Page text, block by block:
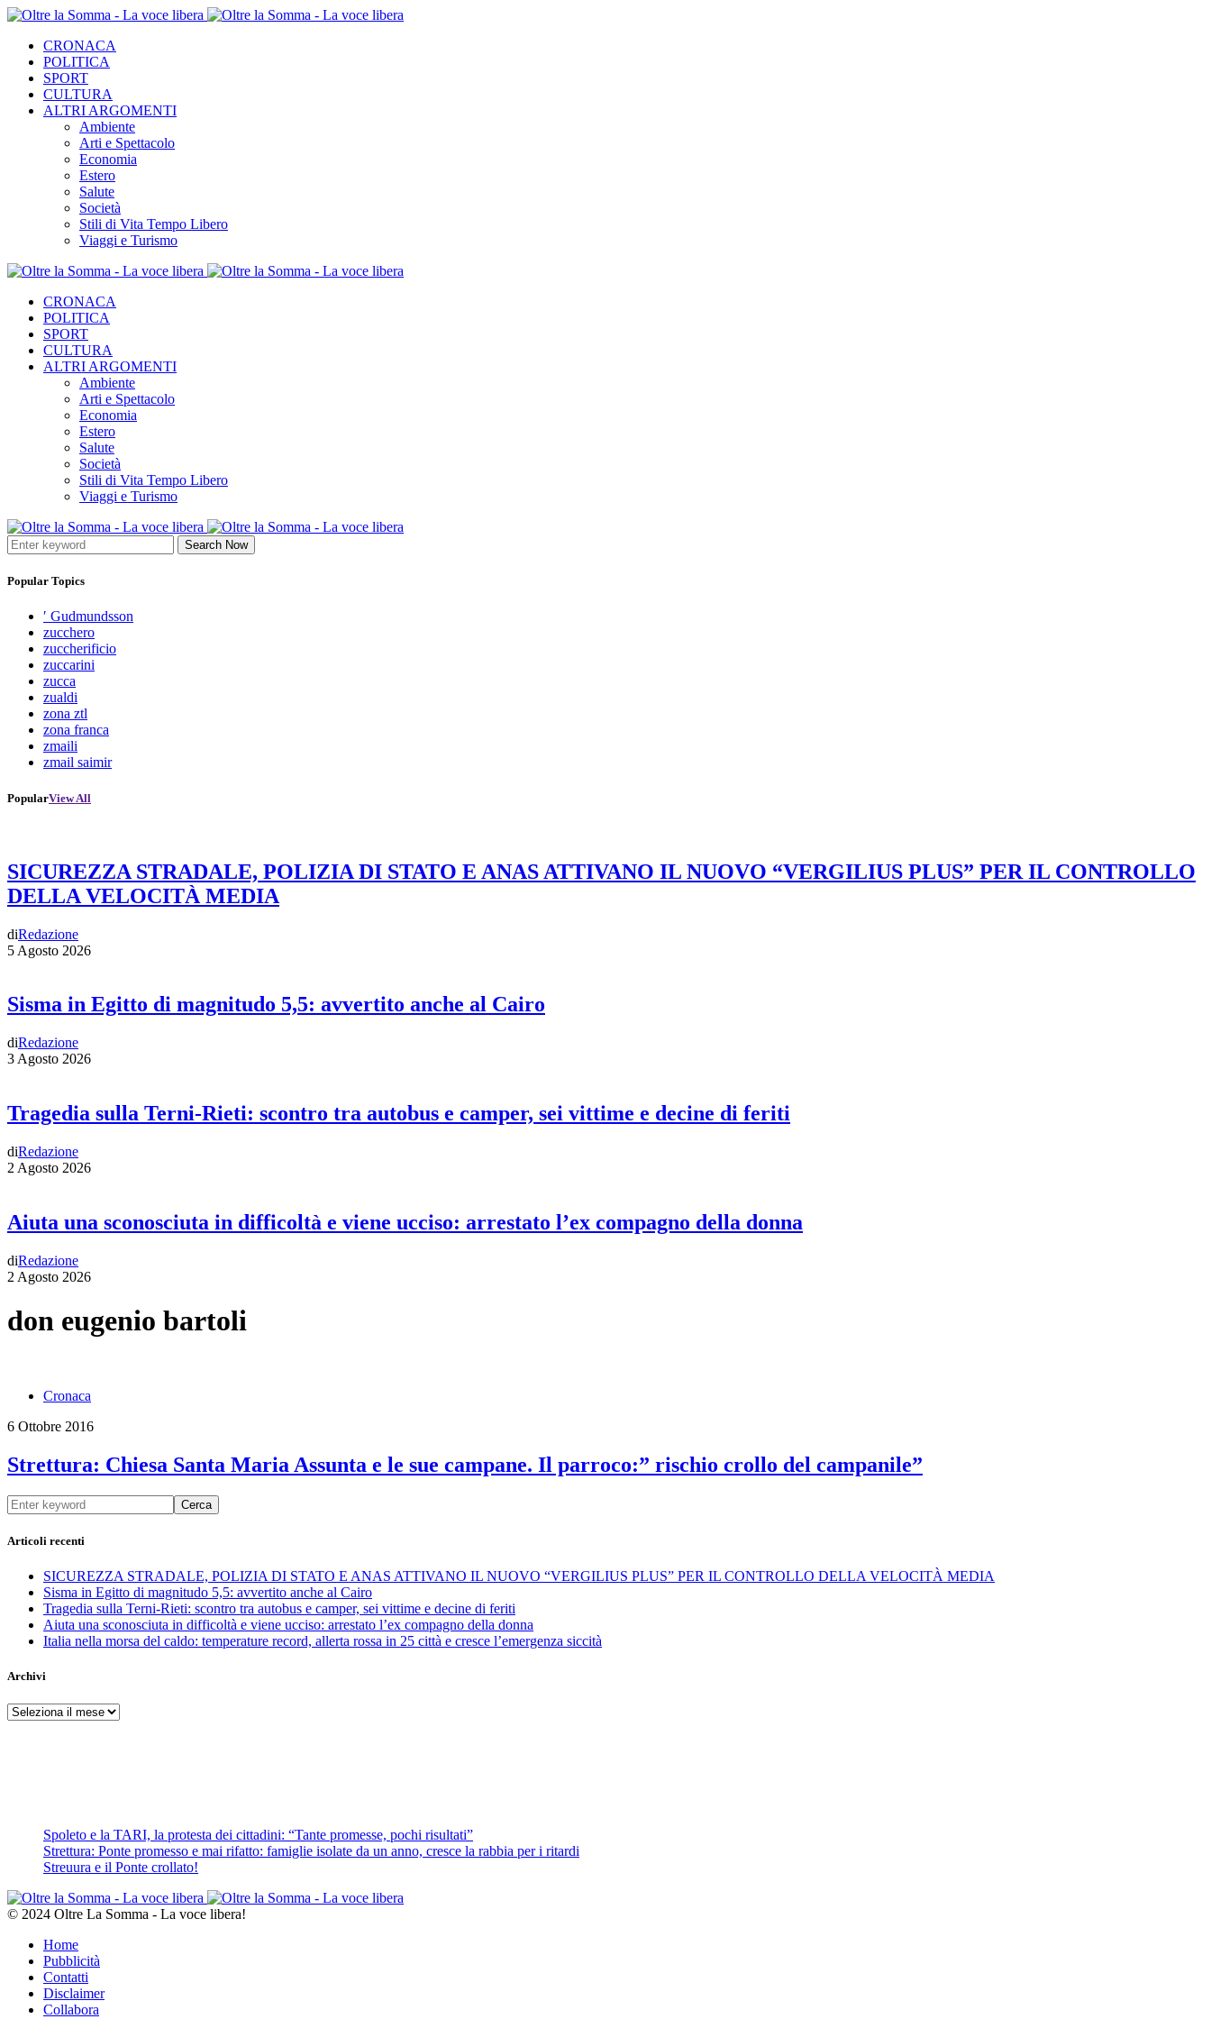
CRONACA
POLITICA
SPORT
CULTURA
ALTRI ARGOMENTI
Ambiente
Arti e Spettacolo
Economia
Estero
Salute
Società
Stili di Vita Tempo Libero
Viaggi e Turismo
CRONACA
POLITICA
SPORT
CULTURA
ALTRI ARGOMENTI
Ambiente
Arti e Spettacolo
Economia
Estero
Salute
Società
Stili di Vita Tempo Libero
Viaggi e Turismo
Search Now
Popular Topics
′ Gudmundsson
zucchero
zuccherificio
zuccarini
zucca
zualdi
zona ztl
zona franca
zmaili
zmail saimir
PopularView All
SICUREZZA STRADALE, POLIZIA DI STATO E ANAS ATTIVANO IL NUOVO “VERGILIUS PLUS” PER IL CONTROLLO
DELLA VELOCITÀ MEDIA
diRedazione
5 Agosto 2026
Sisma in Egitto di magnitudo 5,5: avvertito anche al Cairo
diRedazione
3 Agosto 2026
Tragedia sulla Terni-Rieti: scontro tra autobus e camper, sei vittime e decine di feriti
diRedazione
2 Agosto 2026
Aiuta una sconosciuta in difficoltà e viene ucciso: arrestato l’ex compagno della donna
diRedazione
2 Agosto 2026
don eugenio bartoli
Cronaca
6 Ottobre 2016
Strettura: Chiesa Santa Maria Assunta e le sue campane. Il parroco:” rischio crollo del campanile”
Cerca
Articoli recenti
SICUREZZA STRADALE, POLIZIA DI STATO E ANAS ATTIVANO IL NUOVO “VERGILIUS PLUS” PER IL CONTROLLO DELLA VELOCITÀ MEDIA
Sisma in Egitto di magnitudo 5,5: avvertito anche al Cairo
Tragedia sulla Terni-Rieti: scontro tra autobus e camper, sei vittime e decine di feriti
Aiuta una sconosciuta in difficoltà e viene ucciso: arrestato l’ex compagno della donna
Italia nella morsa del caldo: temperature record, allerta rossa in 25 città e cresce l’emergenza siccità
Archivi
Archivi
Spoleto e la TARI, la protesta dei cittadini: “Tante promesse, pochi risultati”
Strettura: Ponte promesso e mai rifatto: famiglie isolate da un anno, cresce la rabbia per i ritardi
Streuura e il Ponte crollato!
© 2024 Oltre La Somma - La voce libera!
Home
Pubblicità
Contatti
Disclaimer
Collabora